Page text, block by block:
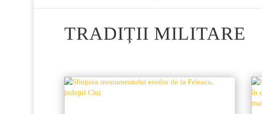
TRADIȚII MILITARE